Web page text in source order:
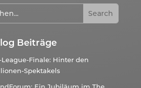
Beiträge
League-Finale: Hinter den
Spektakels